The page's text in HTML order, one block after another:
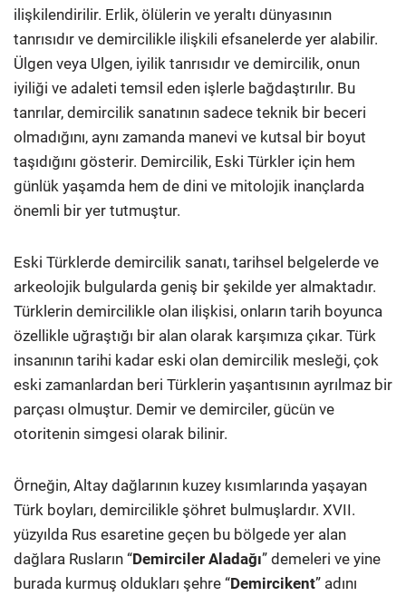
ilişkilendirilir. Erlik, ölülerin ve yeraltı dünyasının
tanrısıdır ve demircilikle ilişkili efsanelerde yer alabilir.
Ülgen veya Ulgen, iyilik tanrısıdır ve demircilik, onun
iyiliği ve adaleti temsil eden işlerle bağdaştırılır. Bu
tanrılar, demircilik sanatının sadece teknik bir beceri
olmadığını, aynı zamanda manevi ve kutsal bir boyut
taşıdığını gösterir. Demircilik, Eski Türkler için hem
günlük yaşamda hem de dini ve mitolojik inançlarda
önemli bir yer tutmuştur.
Eski Türklerde demircilik sanatı, tarihsel belgelerde ve
arkeolojik bulgularda geniş bir şekilde yer almaktadır.
Türklerin demircilikle olan ilişkisi, onların tarih boyunca
özellikle uğraştığı bir alan olarak karşımıza çıkar. Türk
insanının tarihi kadar eski olan demircilik mesleği, çok
eski zamanlardan beri Türklerin yaşantısının ayrılmaz bir
parçası olmuştur. Demir ve demirciler, gücün ve
otoritenin simgesi olarak bilinir.
Örneğin, Altay dağlarının kuzey kısımlarında yaşayan
Türk boyları, demircilikle şöhret bulmuşlardır. XVII.
yüzyılda Rus esaretine geçen bu bölgede yer alan
dağlara Rusların “Demirciler Aladağı” demeleri ve yine
burada kurmuş oldukları şehre “Demircikent” adını